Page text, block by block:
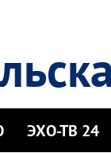
ЭХО-ТВ 24